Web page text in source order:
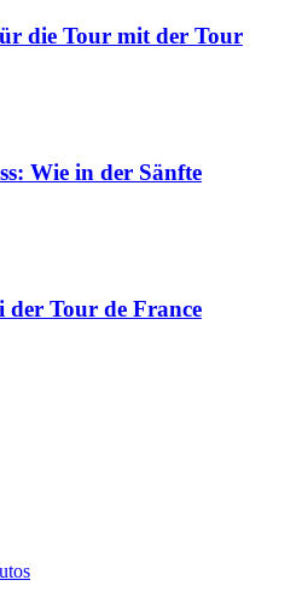
die Tour mit der Tour
Wie in der Sänfte
Tour de France